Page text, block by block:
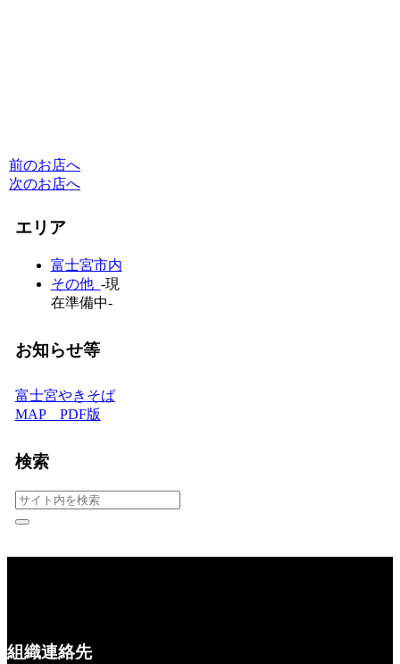
前のお店へ
次のお店へ
エリア
富士宮市内
その他 -現
在準備中-
お知らせ等
富士宮やきそば
MAP PDF版
検索
組織連絡先